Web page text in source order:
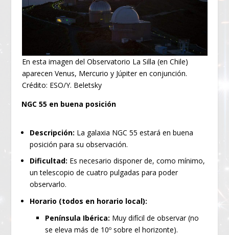
En esta imagen del Observatorio La Silla (en Chile)
aparecen Venus, Mercurio y Júpiter en conjunción.
Crédito: ESO/Y. Beletsky
NGC 55 en buena posición
Descripción: La galaxia NGC 55 estará en buena
posición para su observación.
Dificultad: Es necesario disponer de, como mínimo,
un telescopio de cuatro pulgadas para poder
observarlo.
Horario (todos en horario local):
Península Ibérica: Muy difícil de observar (no
se eleva más de 10º sobre el horizonte).